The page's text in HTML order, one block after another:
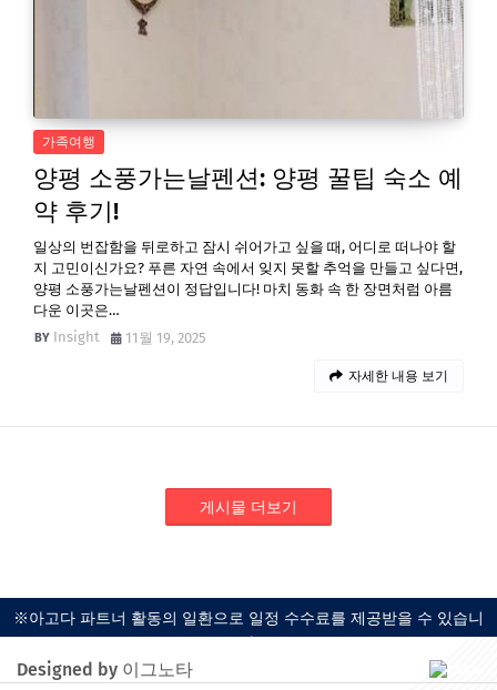
가족여행
양평 소풍가는날펜션: 양평 꿀팁 숙소 예
약 후기!
일상의 번잡함을 뒤로하고 잠시 쉬어가고 싶을 때, 어디로 떠나야 할
지 고민이신가요? 푸른 자연 속에서 잊지 못할 추억을 만들고 싶다면,
양평 소풍가는날펜션이 정답입니다! 마치 동화 속 한 장면처럼 아름
다운 이곳은…
Insight
11월 19, 2025
자세한 내용 보기
게시물 더보기
※아고다 파트너 활동의 일환으로 일정 수수료를 제공받을 수 있습니
다.
Designed by 이그노타